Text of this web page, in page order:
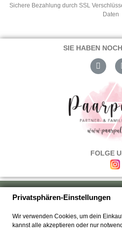
Sichere Bezahlung durch SSL
Daten
SIE HABEN
FOLGE
Über uns|Versand & Zahlung|
Kontakt
Privatsphären-Einstellungen
Wir verwenden Cookies, um dein
kannst alle akzeptieren oder nur